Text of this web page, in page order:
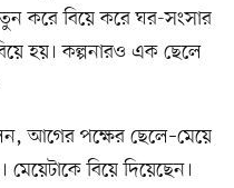
করে বিয়ে করে ঘর-সংসার
হয়। কল্পনারও এক ছেলে
আগের পক্ষের ছেলে–মেয়ে
বিয়ে দিয়েছেন।